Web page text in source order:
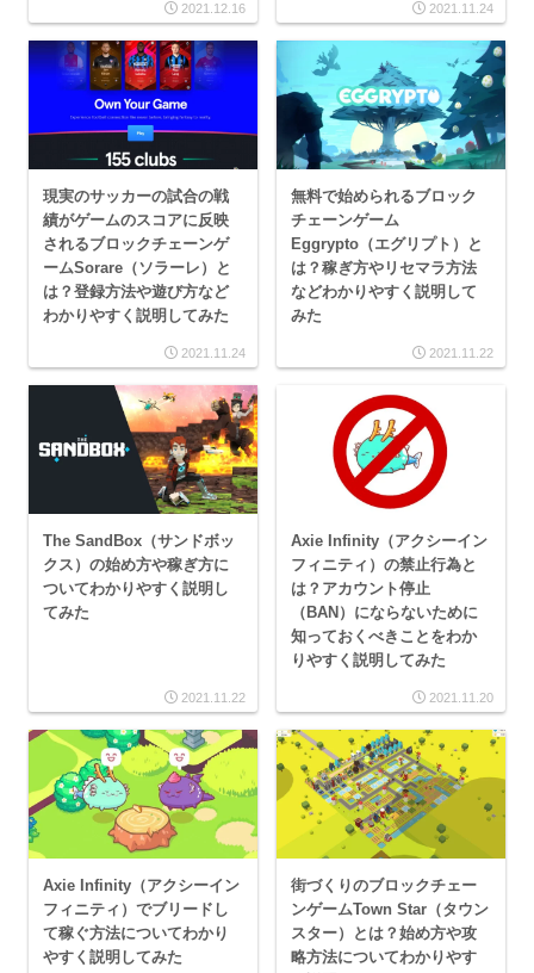
2021.12.16 2021.11.24
現実のサッカーの試合の戦
績がゲームのスコアに反映
されるブロックチェーンゲ
ームSorare（ソラーレ）と
は？登録方法や遊び方など
わかりやすく説明してみた
2021.11.24
無料で始められるブロック
チェーンゲーム
Eggrypto（エグリプト）と
は？稼ぎ方やリセマラ方法
などわかりやすく説明して
みた
2021.11.22
The SandBox（サンドボッ
クス）の始め方や稼ぎ方に
ついてわかりやすく説明し
てみた
2021.11.22
Axie Infinity（アクシーイン
フィニティ）の禁止行為と
は？アカウント停止
（BAN）にならないために
知っておくべきことをわか
りやすく説明してみた
2021.11.20
Axie Infinity（アクシーイン
フィニティ）でブリードし
て稼ぐ方法についてわかり
やすく説明してみた
街づくりのブロックチェー
ンゲームTown Star（タウン
スター）とは？始め方や攻
略方法についてわかりやす